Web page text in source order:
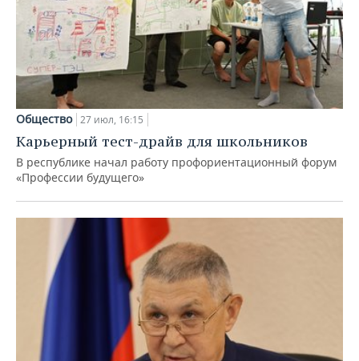
Общество 27 июл, 16:15
Карьерный тест-драйв для школьников
В республике начал работу профориентационный форум
«Профессии будущего»